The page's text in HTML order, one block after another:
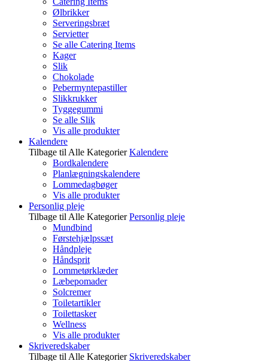
Ølbrikker
Serveringsbræt
Servietter
Se alle Catering Items
Kager
Slik
Chokolade
Pebermyntepastiller
Slikkrukker
Tyggegummi
Se alle Slik
Vis alle produkter
Kalendere
Tilbage til Alle Kategorier Kalendere
Bordkalendere
Planlægningskalendere
Lommedagbøger
Vis alle produkter
Personlig pleje
Tilbage til Alle Kategorier Personlig pleje
Mundbind
Førstehjælpssæt
Håndpleje
Håndsprit
Lommetørklæder
Læbepomader
Solcremer
Toiletartikler
Toilettasker
Wellness
Vis alle produkter
Skriveredskaber
Tilbage til Alle Kategorier Skriveredskaber